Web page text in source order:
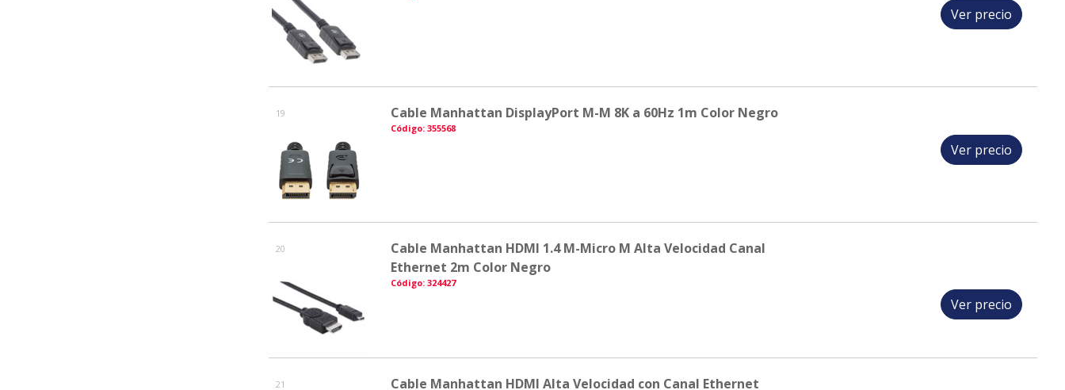
Ver precio
19 Cable Manhattan DisplayPort M-M 8K a 60Hz 1m Color Negro
Código: 355568
Ver precio
20
Cable Manhattan HDMI 1.4 M-Micro M Alta Velocidad Canal
Ethernet 2m Color Negro
Código: 324427
Ver precio
21 Cable Manhattan HDMI Alta Velocidad con Canal Ethernet